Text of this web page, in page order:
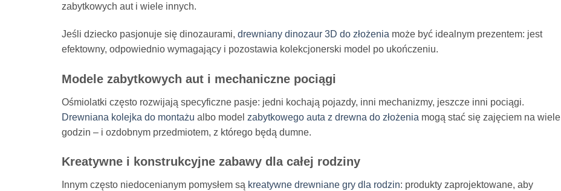
zabytkowych aut i wiele innych.
Jeśli dziecko pasjonuje się dinozaurami, drewniany dinozaur 3D do złożenia może być idealnym prezentem: jest
efektowny, odpowiednio wymagający i pozostawia kolekcjonerski model po ukończeniu.
Modele zabytkowych aut i mechaniczne pociągi
Ośmiolatki często rozwijają specyficzne pasje: jedni kochają pojazdy, inni mechanizmy, jeszcze inni pociągi.
Drewniana kolejka do montażu albo model zabytkowego auta z drewna do złożenia mogą stać się zajęciem na wiele
godzin – i ozdobnym przedmiotem, z którego będą dumne.
Kreatywne i konstrukcyjne zabawy dla całej rodziny
Innym często niedocenianym pomysłem są kreatywne drewniane gry dla rodzin: produkty zaprojektowane, aby